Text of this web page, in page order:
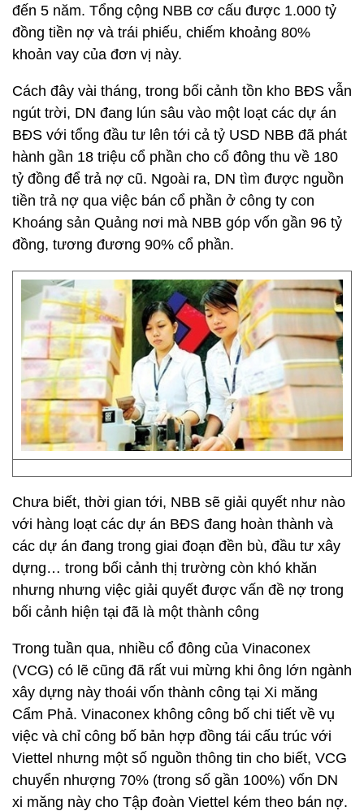
đến 5 năm. Tổng cộng NBB cơ cấu được 1.000 tỷ
đồng tiền nợ và trái phiếu, chiếm khoảng 80%
khoản vay của đơn vị này.
Cách đây vài tháng, trong bối cảnh tồn kho BĐS vẫn
ngút trời, DN đang lún sâu vào một loạt các dự án
BĐS với tổng đầu tư lên tới cả tỷ USD NBB đã phát
hành gần 18 triệu cổ phần cho cổ đông thu về 180
tỷ đồng để trả nợ cũ. Ngoài ra, DN tìm được nguồn
tiền trả nợ qua việc bán cổ phần ở công ty con
Khoáng sản Quảng nơi mà NBB góp vốn gần 96 tỷ
đồng, tương đương 90% cổ phần.
Chưa biết, thời gian tới, NBB sẽ giải quyết như nào
với hàng loạt các dự án BĐS đang hoàn thành và
các dự án đang trong giai đoạn đền bù, đầu tư xây
dựng… trong bối cảnh thị trường còn khó khăn
nhưng nhưng việc giải quyết được vấn đề nợ trong
bối cảnh hiện tại đã là một thành công
Trong tuần qua, nhiều cổ đông của Vinaconex
(VCG) có lẽ cũng đã rất vui mừng khi ông lớn ngành
xây dựng này thoái vốn thành công tại Xi măng
Cẩm Phả. Vinaconex không công bố chi tiết về vụ
việc và chỉ công bố bản hợp đồng tái cấu trúc với
Viettel nhưng một số nguồn thông tin cho biết, VCG
chuyển nhượng 70% (trong số gần 100%) vốn DN
xi măng này cho Tập đoàn Viettel kém theo bán nợ.